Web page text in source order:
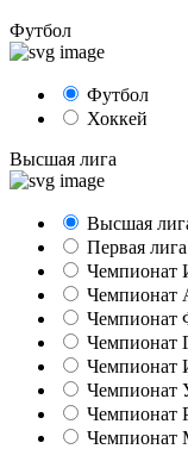
Футбол
Футбол
Хоккей
Высшая лига
Высшая
Первая лига
Чемпионат
Чемпионат
Чемпионат
Чемпионат
Чемпионат
Чемпионат
Чемпионат
Чемпионат